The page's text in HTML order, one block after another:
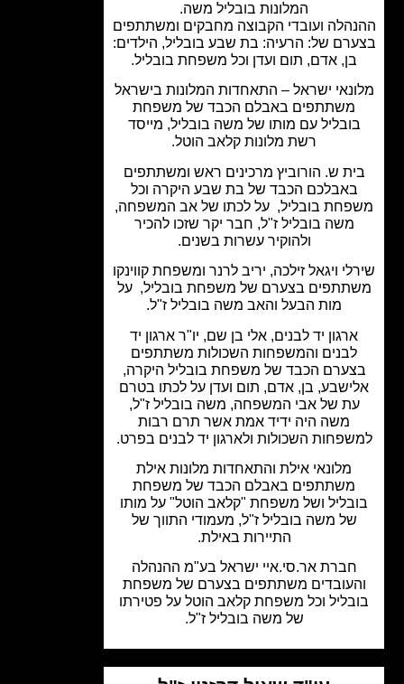
המלונות בובליל משה.
ועובדי הקבוצה מחבקים ומשתתפים
של: הרעיה: בת שבע בובליל, הילדים:
בן, אדם, תום ועדן וכל משפחת בובליל.
ישראל – התאחדות המלונות בישראל
משתתפים באבלם הכבד של משפחת
עם מותו של משה בובליל, מייסד
רשת מלונות קלאב הוטל.
ש. הורוביץ מרכינים ראש ומשתתפים
באבלכם הכבד של בת שבע היקרה וכל
בובליל, על לכתו של אב המשפחה,
משה בובליל ז"ל, חבר יקר שזכו להכיר
ולהוקיר עשרות בשנים.
ויגאל זילכה, יריב לרנר ומשפחת קווינקו
בצערם של משפחת בובליל, על
מות הבעל והאב משה בובליל ז"ל.
יד לבנים, אלי בן שם, יו"ר ארגון יד
לבנים והמשפחות השכולות משתתפים
הכבד של משפחת בובליל היקרה,
בן, אדם, תום ועדן על לכתו בטרם
של אבי המשפחה, משה בובליל ז"ל,
משה היה ידיד אמת אשר תרם רבות
השכולות ולארגון יד לבנים בפרט.
מלונאי אילת והתאחדות מלונות אילת
משתתפים באבלם הכבד של משפחת
ושל משפחת "קלאב הוטל" על מותו
של משה בובליל ז"ל, מעמודי התווך של
התיירות באילת.
חברת אר.סי.איי ישראל בע"מ ההנהלה
משתתפים בצערם של משפחת
וכל משפחת קלאב הוטל על פטירתו
של משה בובליל ז"ל.